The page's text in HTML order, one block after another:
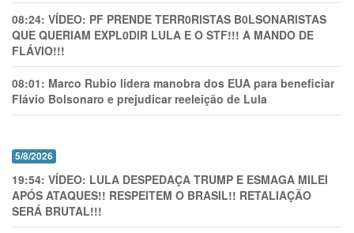
08:24: VÍDEO: PF PRENDE TERR0RlSTAS B0LSONARlSTAS
QUE QUERIAM EXPL0DlR LULA E O STF!!! A MANDO DE
FLÁVIO!!!
08:01: Marco Rubio lidera manobra dos EUA para beneficiar
Flávio Bolsonaro e prejudicar reeleição de Lula
5/8/2026
19:54: VÍDEO: LULA DESPEDAÇA TRUMP E ESMAGA MILEI
APÓS ATAQUES!! RESPEITEM O BRASIL!! RETALIAÇÃO
SERÁ BRUTAL!!!